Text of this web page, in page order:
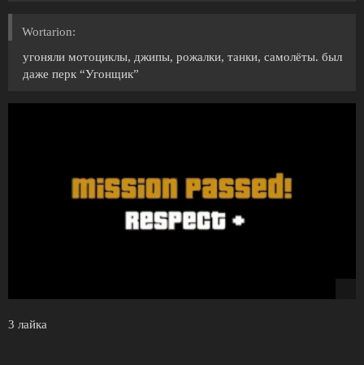
Wortarion:
угоняли мотоциклы, джипы, рожалки, танки, самолёты. был
даже перк “Угонщик”
3 лайка